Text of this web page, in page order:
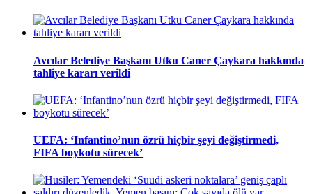
Avcılar Belediye Başkanı Utku Caner Çaykara hakkında
tahliye kararı verildi
UEFA: ‘Infantino’nun özrü hiçbir şeyi değiştirmedi,
FIFA boykotu sürecek’